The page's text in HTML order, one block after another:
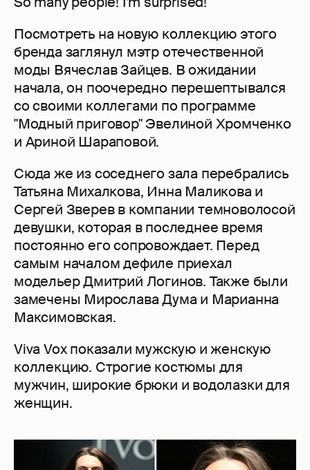
Посмотреть на новую коллекцию этого
бренда заглянул мэтр отечественной
моды Вячеслав Зайцев. В ожидании
начала, он поочередно перешептывался
со своими коллегами по программе
"Модный приговор" Эвелиной Хромченко
и Ариной Шараповой.
Сюда же из соседнего зала перебрались
Татьяна Михалкова, Инна Маликова и
Сергей Зверев в компании темноволосой
девушки, которая в последнее время
постоянно его сопровождает. Перед
самым началом дефиле приехал
модельер Дмитрий Логинов. Также были
замечены Мирослава Дума и Марианна
Максимовская.
Viva Vox показали мужскую и женскую
коллекцию. Строгие костюмы для
мужчин, широкие брюки и водолазки для
женщин.